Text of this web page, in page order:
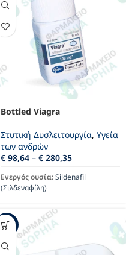
Bottled Viagra
Στυτική Δυσλειτουργία, Υγεία
των ανδρών
€ 98,64 – € 280,35
Ενεργός ουσία:Sildenafil
(Σιλδεναφίλη)
-36%